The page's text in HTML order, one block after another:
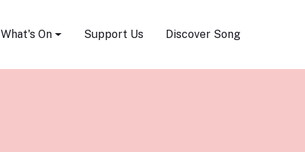
What's On Support Us Discover Song